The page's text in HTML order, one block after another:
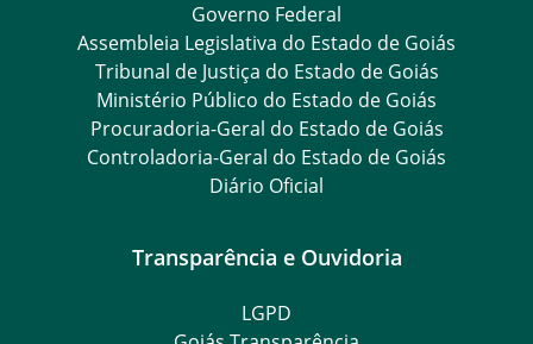
Governo Federal
Assembleia Legislativa do Estado de Goiás
Tribunal de Justiça do Estado de Goiás
Ministério Público do Estado de Goiás
Procuradoria-Geral do Estado de Goiás
Controladoria-Geral do Estado de Goiás
Diário Oficial
Transparência e Ouvidoria
LGPD